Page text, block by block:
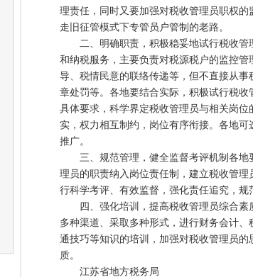
理责任，同时又要加强对税收管理员职权
走旧征管模式下专管员户管制的老路。
二、明确职责，积极稳妥地试行税收管
和纳税服务，主要负责对税源税户的监控
导、税情民意的联络传递等，但不直接从
章处罚等。各地要结合实际，积极试行税
具体要求，科学界定税收管理员与相关岗
实，权力相互制约，岗位有序衔接。各地
推广。
三、规范管理，健全监督考评机制各地
理员的职责纳入岗位责任制，建立税收管
行科学考评、有效监督，强化责任追究，规
四、强化培训，提高税收管理员综合素
多种渠道、采取多种形式，进行财务会计
通技巧等知识的培训，加强对税收管理员
质。
江苏省地方税务局